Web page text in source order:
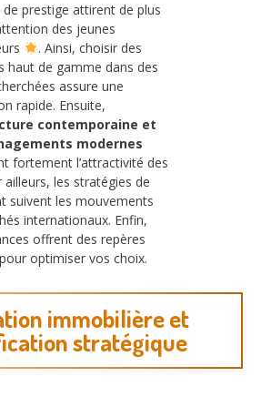
de prestige attirent de plus
des jeunes
. Ainsi, choisir des
haut de gamme dans des
assure une
rapide. Ensuite,
contemporaine et
modernes
fortement l’attractivité des
ailleurs, les stratégies de
suivent les mouvements
internationaux. Enfin,
offrent des repères
optimiser vos choix.
immobilière et
stratégique